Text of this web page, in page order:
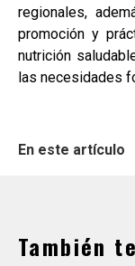
regionales,
promoción y
nutrición
las necesidades
En este artículo
También